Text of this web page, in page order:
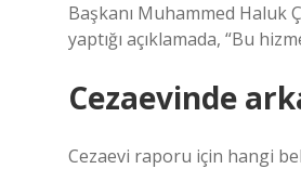
Başkanı Muhammed
yaptığı açıklamada, “Bu
Cezaevinde
Cezaevi raporu için hangi